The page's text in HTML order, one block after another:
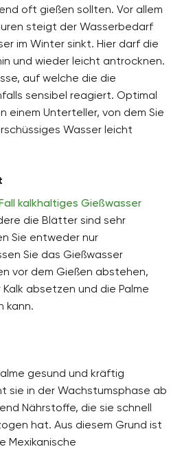
oft gießen sollten. Vor allem
steigt der Wasserbedarf
im Winter sinkt. Hier darf die
und wieder leicht antrocknen.
auf welche die die
sensibel reagiert. Optimal
einem Unterteller, von dem Sie
Wasser leicht
kalkhaltiges Gießwasser
die Blätter sind sehr
Sie entweder nur
Sie das Gießwasser
vor dem Gießen abstehen,
absetzen und die Palme
kann.
gesund und kräftig
sie in der Wachstumsphase ab
Nährstoffe, die sie schnell
hat. Aus diesem Grund ist
Mexikanische